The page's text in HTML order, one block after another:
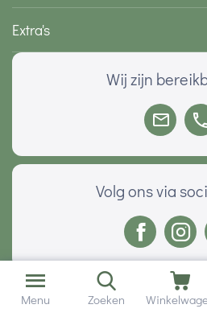
Extra's
Wij zijn
Volg ons via
Onze klanten geven ons een
Menu Zoeken